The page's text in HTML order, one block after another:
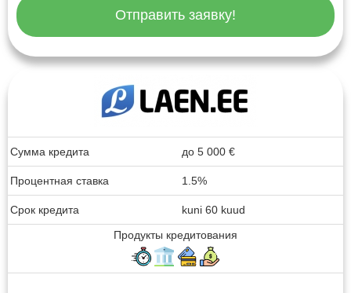
Отправить заявку!
Сумма кредита до 5 000 €
Процентная ставка 1.5%
Срок кредита
kuni 60 kuud
Продукты кредитования